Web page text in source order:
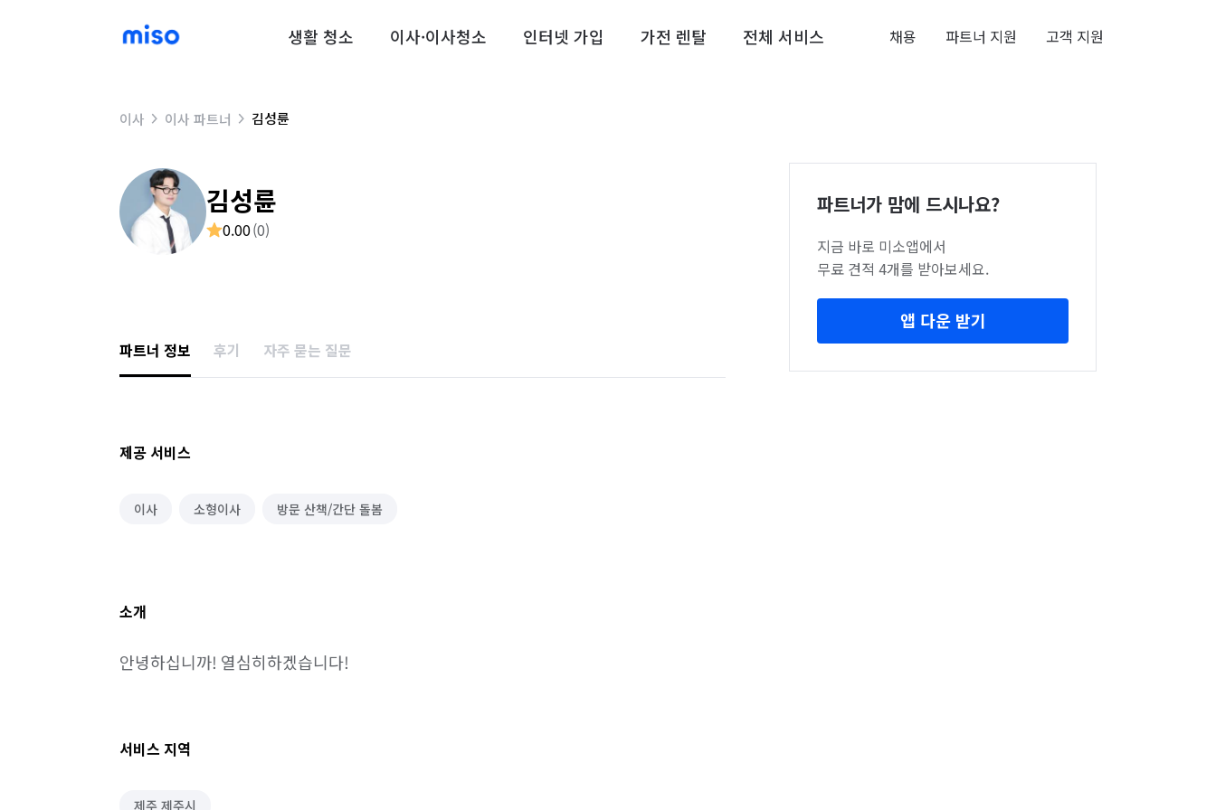
생활 청소 이사·이사청소 인터넷 가입 가전 렌탈 전체 서비스 채용 파트너 지원 고객 지원
이사 이사 파트너 김성륜
김성륜
0.00(0)
파트너 정보 후기 자주 묻는 질문
제공 서비스
이사 소형이사 방문 산책/간단 돌봄
소개
안녕하십니까! 열심히하겠습니다!
서비스 지역
제주 제주시
파트너가 맘에 드시나요?
지금 바로 미소앱에서
무료 견적 4개를 받아보세요.
앱 다운 받기